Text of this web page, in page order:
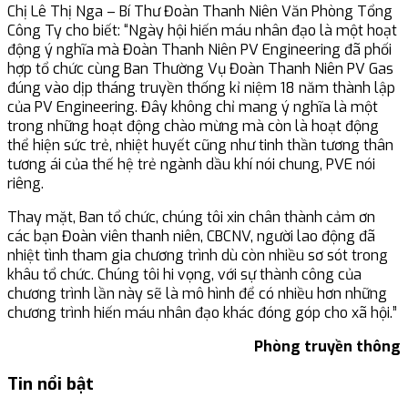
Chị Lê Thị Nga – Bí Thư Đoàn Thanh Niên Văn Phòng Tổng
Công Ty cho biết: “Ngày hội hiến máu nhân đạo là một hoạt
động ý nghĩa mà Đoàn Thanh Niên PV Engineering đã phối
hợp tổ chức cùng Ban Thường Vụ Đoàn Thanh Niên PV Gas
đúng vào dịp tháng truyền thống kỉ niệm 18 năm thành lập
của PV Engineering. Đây không chỉ mang ý nghĩa là một
trong những hoạt động chào mừng mà còn là hoạt động
thể hiện sức trẻ, nhiệt huyết cũng như tinh thần tương thân
tương ái của thế hệ trẻ ngành dầu khí nói chung, PVE nói
riêng.
Thay mặt, Ban tổ chức, chúng tôi xin chân thành cảm ơn
các bạn Đoàn viên thanh niên, CBCNV, người lao động đã
nhiệt tình tham gia chương trình dù còn nhiều sơ sót trong
khâu tổ chức. Chúng tôi hi vọng, với sự thành công của
chương trình lần này sẽ là mô hình để có nhiều hơn những
chương trình hiến máu nhân đạo khác đóng góp cho xã hội.”
Phòng truyền thông
Tin nổi bật